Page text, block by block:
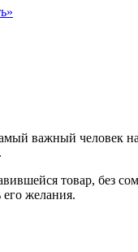
важный человек на
товар, без
его желания.